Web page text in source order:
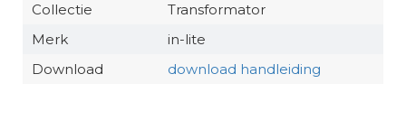
Collectie
Transformator
Merk
in-lite
Download
download handleiding